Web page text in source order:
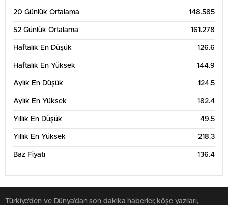
20 Günlük Ortalama 148.585
52 Günlük Ortalama 161.278
Haftalık En Düşük 126.6
Haftalık En Yüksek 144.9
Aylık En Düşük 124.5
Aylık En Yüksek 182.4
Yıllık En Düşük 49.5
Yıllık En Yüksek 218.3
Baz Fiyatı 136.4
Türkiye'den ve Dünya’dan son dakika haberler, köşe yazıları,